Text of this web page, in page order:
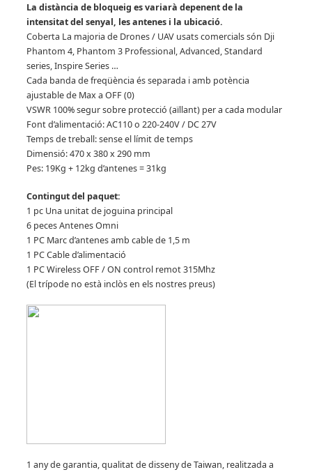
La distància de bloqueig es variarà depenent de la
intensitat del senyal, les antenes i la ubicació.
Coberta La majoria de Drones / UAV usats comercials són Dji
Phantom 4, Phantom 3 Professional, Advanced, Standard
series, Inspire Series …
Cada banda de freqüència és separada i amb potència
ajustable de Max a OFF (0)
VSWR 100% segur sobre protecció (aïllant) per a cada modular
Font d’alimentació: AC110 o 220-240V / DC 27V
Temps de treball: sense el límit de temps
Dimensió: 470 x 380 x 290 mm
Pes: 19Kg + 12kg d’antenes = 31kg
Contingut del paquet:
1 pc Una unitat de joguina principal
6 peces Antenes Omni
1 PC Marc d’antenes amb cable de 1,5 m
1 PC Cable d’alimentació
1 PC Wireless OFF / ON control remot 315Mhz
(El trípode no està inclòs en els nostres preus)
1 any de garantia, qualitat de disseny de Taiwan, realitzada a